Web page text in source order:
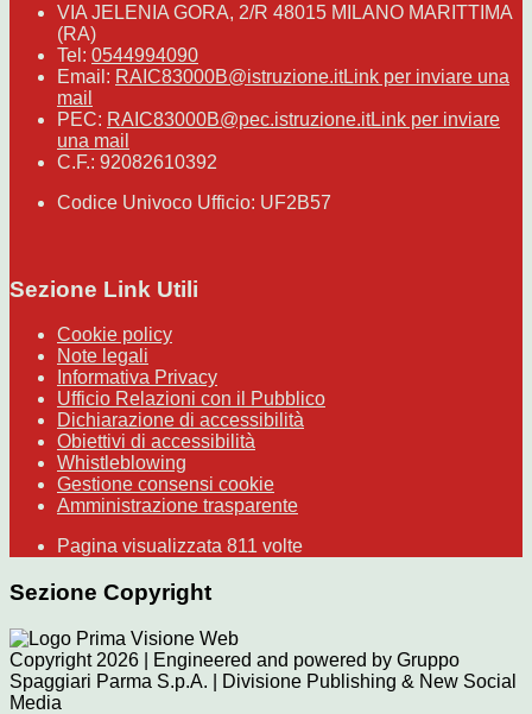
VIA JELENIA GORA, 2/R 48015 MILANO MARITTIMA
(RA)
Tel: 0544994090
Email: RAIC83000B@istruzione.itLink per inviare una
mail
PEC: RAIC83000B@pec.istruzione.itLink per inviare
una mail
C.F.: 92082610392
Codice Univoco Ufficio: UF2B57
Sezione Link Utili
Cookie policy
Note legali
Informativa Privacy
Ufficio Relazioni con il Pubblico
Dichiarazione di accessibilità
Obiettivi di accessibilità
Whistleblowing
Gestione consensi cookie
Amministrazione trasparente
Pagina visualizzata 811 volte
Sezione Copyright
Copyright 2026 | Engineered and powered by Gruppo
Spaggiari Parma S.p.A. | Divisione Publishing & New Social
Media